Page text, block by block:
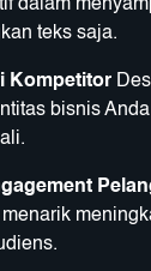
dalam
teks saja.
Kompetitor
bisnis